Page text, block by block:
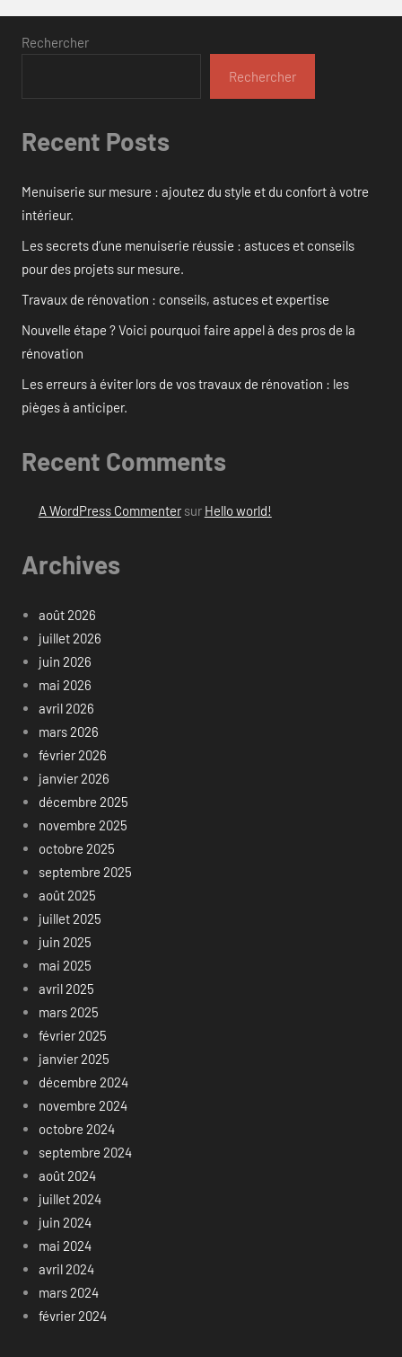
Rechercher
Rechercher
Recent Posts
Menuiserie sur mesure : ajoutez du style et du confort à votre
intérieur.
Les secrets d’une menuiserie réussie : astuces et conseils
pour des projets sur mesure.
Travaux de rénovation : conseils, astuces et expertise
Nouvelle étape ? Voici pourquoi faire appel à des pros de la
rénovation
Les erreurs à éviter lors de vos travaux de rénovation : les
pièges à anticiper.
Recent Comments
A WordPress Commentersur Hello world!
Archives
août 2026
juillet 2026
juin 2026
mai 2026
avril 2026
mars 2026
février 2026
janvier 2026
décembre 2025
novembre 2025
octobre 2025
septembre 2025
août 2025
juillet 2025
juin 2025
mai 2025
avril 2025
mars 2025
février 2025
janvier 2025
décembre 2024
novembre 2024
octobre 2024
septembre 2024
août 2024
juillet 2024
juin 2024
mai 2024
avril 2024
mars 2024
février 2024